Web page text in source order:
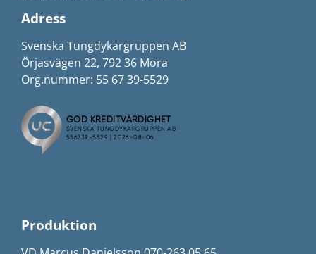
Adress
Svenska Tungdykargruppen AB
Örjasvägen 22, 792 36 Mora
Org.nummer: 55 67 39-5529
Produktion